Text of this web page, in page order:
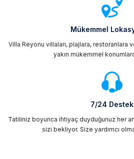
Mükemmel
Villa Reyonu villaları, plajlara,
yakın mükemmel
7/24 Destek
Tatiliniz boyunca ihtiyaç duyduğunuz her
sizi bekliyor. Size yardımcı